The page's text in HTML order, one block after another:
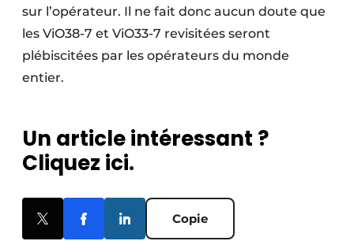
sur l’opérateur. Il ne fait donc aucun doute que
les ViO38-7 et ViO33-7 revisitées seront
plébiscitées par les opérateurs du monde
entier.
Un article intéressant ?
Cliquez ici.
Copie